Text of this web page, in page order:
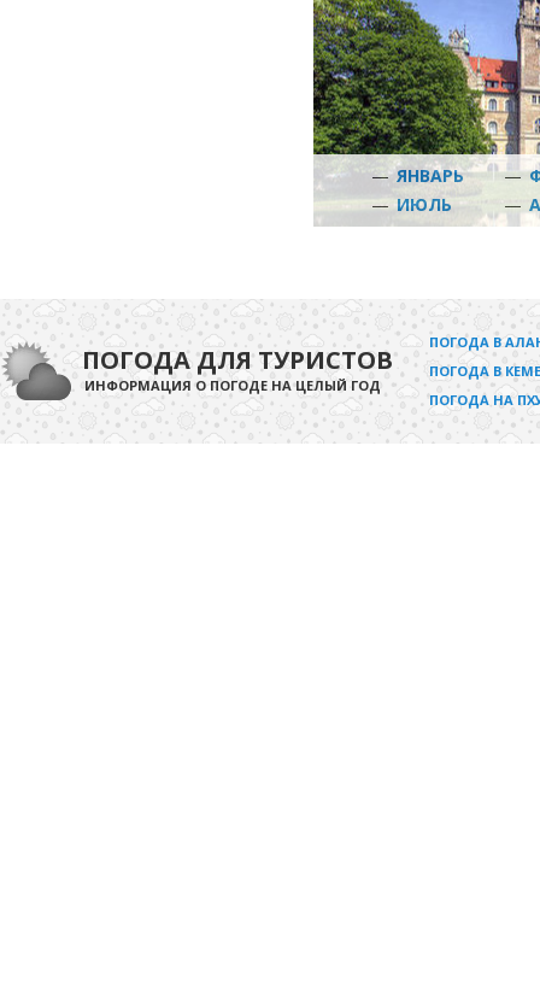
—ЯНВАРЬ —
— ИЮЛЬ —
ПОГОДА ДЛЯ ТУРИСТОВ
ИНФОРМАЦИЯ О ПОГОДЕ НА ЦЕЛЫЙ ГОД
ПОГОДА В
ПОГОДА В
ПОГОДА НА